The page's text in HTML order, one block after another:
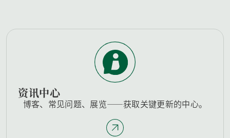
资讯中心
博客、常见问题、展览——获取关键更新的中心。